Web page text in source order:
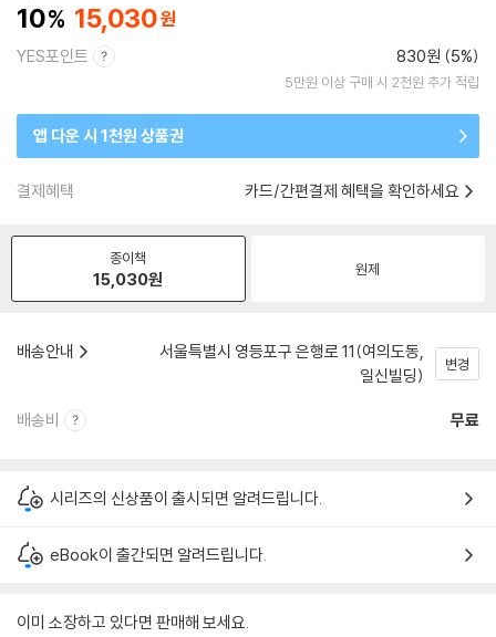
10 15,030
YES포인트 830원 (5%)
5만원 이상 구매 시 2천원 추가 적립
앱 다운 시 1천원 상품권
결제혜택 카드/간편결제 혜택을 확인하세요
종이책
15,030원 원제
배송안내
서울특별시 영등포구 은행로 11(여의도동,
일신빌딩)
변경
배송비 무료
시리즈의 신상품이 출시되면 알려드립니다.
eBook이 출간되면 알려드립니다.
이미 소장하고 있다면 판매해 보세요.